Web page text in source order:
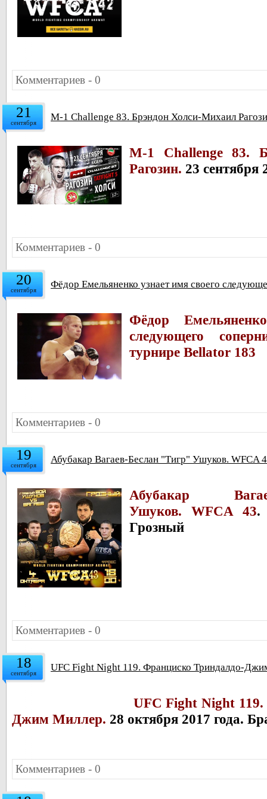
Комментариев - 0
21
сентября M-1 Challenge 83. Брэндон Холси-Михаил
M-1 Challenge 83.
Рагозин. 23 сентября
Комментариев - 0
20
сентября Фёдор Емельяненко узнает имя своего
Фёдор
следующего
турнире Bellator 183
Комментариев - 0
19
сентября Абубакар Вагаев-Беслан "Тигр" Ушуков. WFCA
Абубакар
Ушуков. WFCA 43.
Грозный
Комментариев - 0
18
сентября UFC Fight Night 119. Франциско Триндалдо-
UFC Fight Night
Джим Миллер. 28 октября 2017 года.
Комментариев - 0